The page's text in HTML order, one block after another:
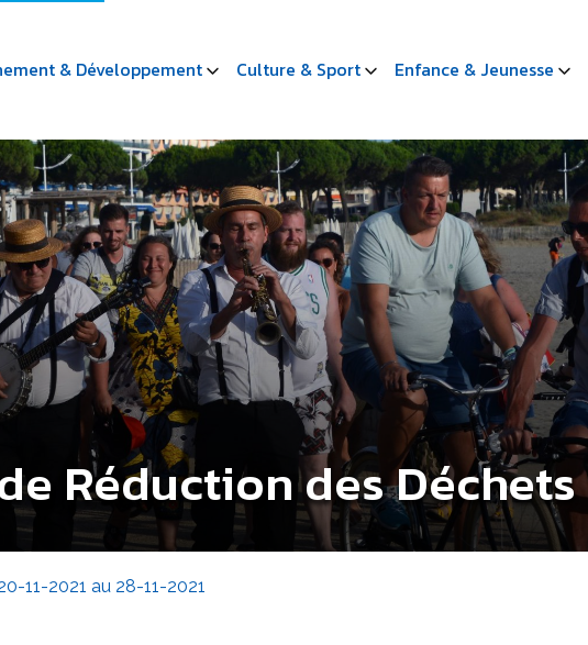
& Développement Culture & Sport Enfance & Jeunesse
Réduction des Déchets
11-2021 au 28-11-2021